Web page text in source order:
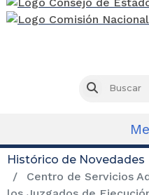
Buscar
Histórico de Novedades
Centro de Servicios